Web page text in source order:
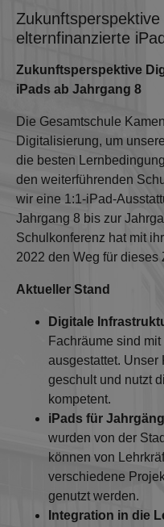
elternfinanzierte
Zukunftsperspektive
iPads ab Jahrgang 8
Die Gesamtschule
Digitalisierung, um
die besten
den weiterführenden
wir eine 1:1-iPad-
Jahrgang 8 bis zur
Schulkonferenz hat mit
2022 den Weg für dieses
Aktueller Stand
Digitale
Fachräume sind
ausgestattet. Unser
geschult und nutzt
kompetent.
iPads für
wurden von der
können von
verschiedene
genutzt werden.
Integration in die